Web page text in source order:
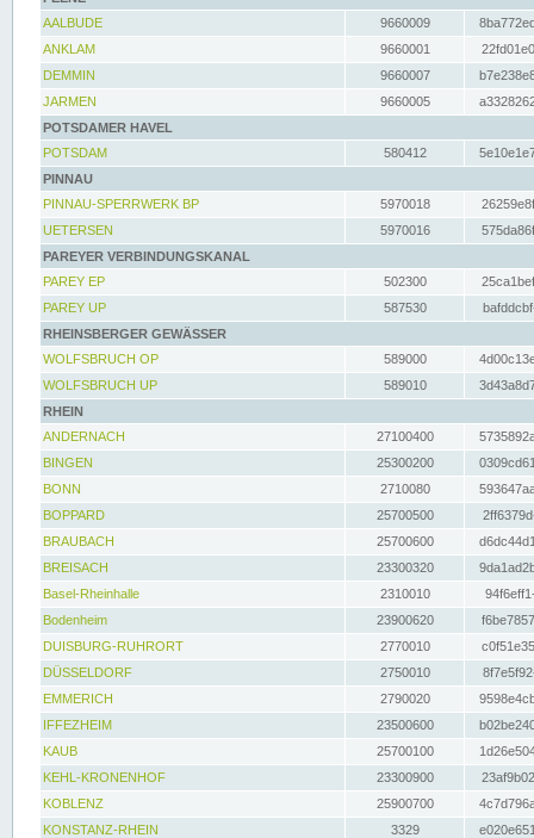
AALBUDE
9660009
ANKLAM
9660001
DEMMIN
9660007
JARMEN
9660005
POTSDAMER HAVEL
POTSDAM
580412
PINNAU
PINNAU-SPERRWERK BP
5970018
UETERSEN
5970016
PAREYER VERBINDUNGSKANAL
PAREY EP
502300
PAREY UP
587530
RHEINSBERGER GEWÄSSER
WOLFSBRUCH OP
589000
WOLFSBRUCH UP
589010
RHEIN
ANDERNACH
27100400
BINGEN
25300200
BONN
2710080
BOPPARD
25700500
BRAUBACH
25700600
BREISACH
23300320
Basel-Rheinhalle
2310010
Bodenheim
23900620
DUISBURG-RUHRORT
2770010
DÜSSELDORF
2750010
EMMERICH
2790020
IFFEZHEIM
23500600
KAUB
25700100
KEHL-KRONENHOF
23300900
KOBLENZ
25900700
KONSTANZ-RHEIN
3329